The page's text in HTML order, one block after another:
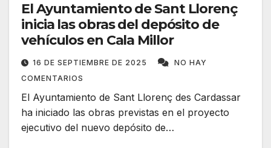
El Ayuntamiento de Sant Llorenç
inicia las obras del depósito de
vehículos en Cala Millor
16 DE SEPTIEMBRE DE 2025
NO HAY
COMENTARIOS
El Ayuntamiento de Sant Llorenç des Cardassar
ha iniciado las obras previstas en el proyecto
ejecutivo del nuevo depósito de…